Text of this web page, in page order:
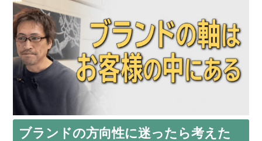
ブランドの方向性に迷ったら考えた